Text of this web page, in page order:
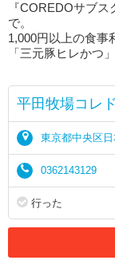
『COREDOサブ
で。
1,000円以上の食事
「三元豚ヒレかつ
平田牧場コレ
東京都中央区
0362143129
行った